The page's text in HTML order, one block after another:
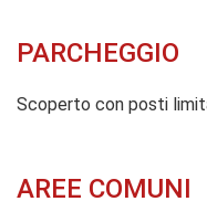
PARCHEGGIO
Scoperto con posti
AREE COMUNI